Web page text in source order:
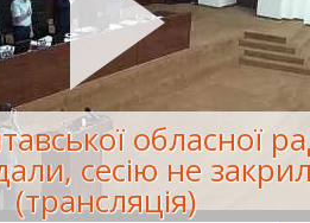
обласної
сесію не
(трансляція)